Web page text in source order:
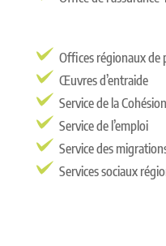
Offices régionaux de
Œuvres d’entraide
Service de la
Service de l’emploi
Service des
Services sociaux